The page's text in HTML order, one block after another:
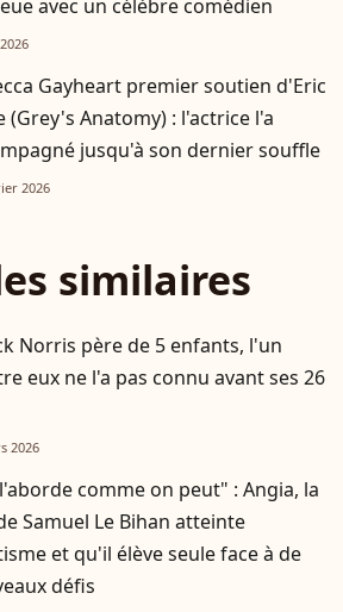
avec un célèbre comédien
Gayheart premier soutien d'Eric
(Grey's Anatomy) : l'actrice l'a
jusqu'à son dernier souffle
2026
similaires
Norris père de 5 enfants, l'un
eux ne l'a pas connu avant ses 26
2026
comme on peut" : Angia, la
Samuel Le Bihan atteinte
et qu'il élève seule face à de
défis